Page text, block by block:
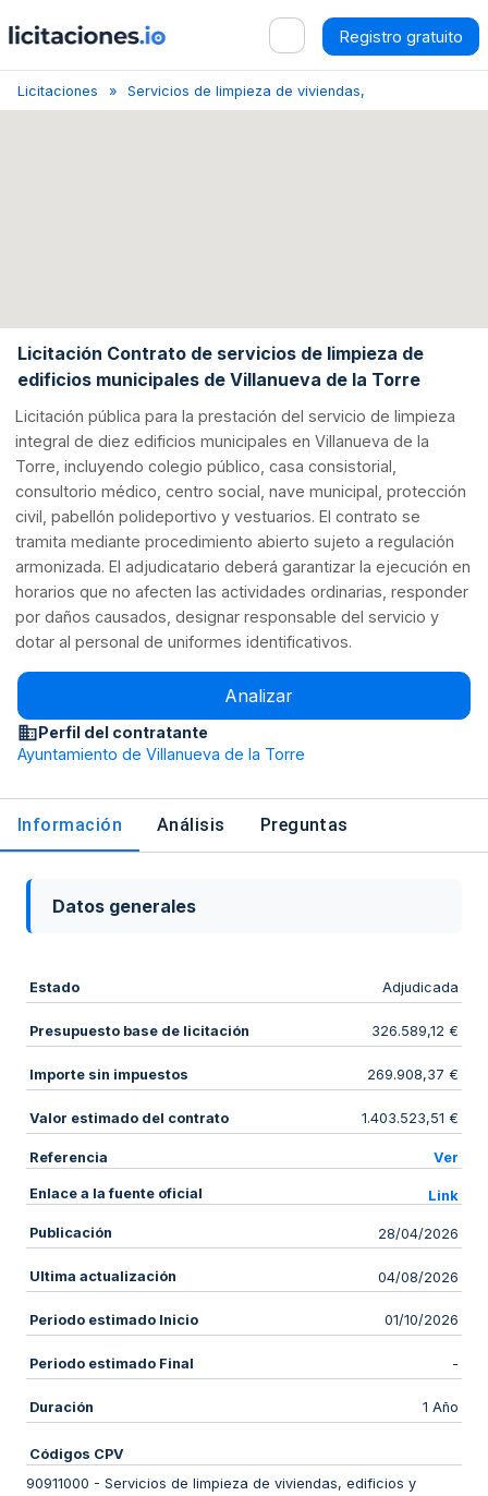
Registro gratuito
Licitaciones Servicios de limpieza de viviendas, edificios y
Licitación Contrato de servicios de limpieza de
edificios municipales de Villanueva de la Torre
Licitación pública para la prestación del servicio de limpieza
integral de diez edificios municipales en Villanueva de la
Torre, incluyendo colegio público, casa consistorial,
consultorio médico, centro social, nave municipal, protección
civil, pabellón polideportivo y vestuarios. El contrato se
tramita mediante procedimiento abierto sujeto a regulación
armonizada. El adjudicatario deberá garantizar la ejecución en
horarios que no afecten las actividades ordinarias, responder
por daños causados, designar responsable del servicio y
dotar al personal de uniformes identificativos.
Analizar
Perfil del contratante
Ayuntamiento de Villanueva de la Torre
Información Análisis Preguntas
Datos generales
Estado Adjudicada
Presupuesto base de licitación 326.589,12 €
Importe sin impuestos 269.908,37 €
Valor estimado del contrato 1.403.523,51 €
Referencia Ver
Enlace a la fuente oficial Link
Publicación 28/04/2026
Ultima actualización 04/08/2026
Periodo estimado Inicio 01/10/2026
Periodo estimado Final -
Duración 1 Año
Códigos CPV
90911000 - Servicios de limpieza de viviendas, edificios y